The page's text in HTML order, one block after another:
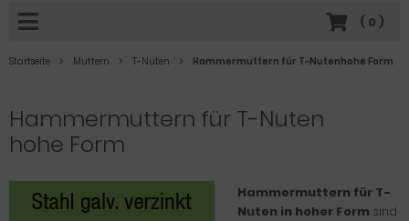
( 0 )
Startseite Muttern T-Nuten Hammermuttern für T-Nutenhohe Form
Hammermuttern für T-Nuten
hohe Form
Hammermuttern für T-
Nuten in hoher Form sind